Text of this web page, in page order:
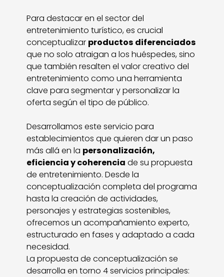
Para destacar en el sector del
entretenimiento turístico, es crucial
conceptualizar productos diferenciados
que no solo atraigan a los huéspedes, sino
que también resalten el valor creativo del
entretenimiento como una herramienta
clave para segmentar y personalizar la
oferta según el tipo de público.
Desarrollamos este servicio para
establecimientos que quieren dar un paso
más allá en la personalización,
eficiencia y coherencia de su propuesta
de entretenimiento. Desde la
conceptualización completa del programa
hasta la creación de actividades,
personajes y estrategias sostenibles,
ofrecemos un acompañamiento experto,
estructurado en fases y adaptado a cada
necesidad.
La propuesta de conceptualización se
desarrolla en torno 4 servicios principales: